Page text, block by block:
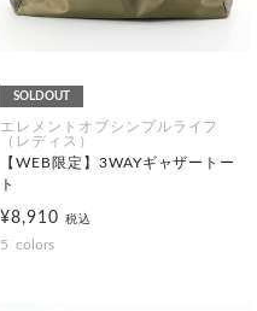
SOLDOUT
エレメントオブシンプルライフ
（レディス）
【WEB限定】3WAYギャザートー
ト
¥8,910 税込
5 colors